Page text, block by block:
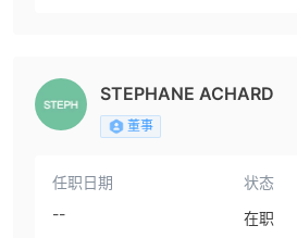
STEPHANE ACHARD
董事
任职日期
--
状态
在职